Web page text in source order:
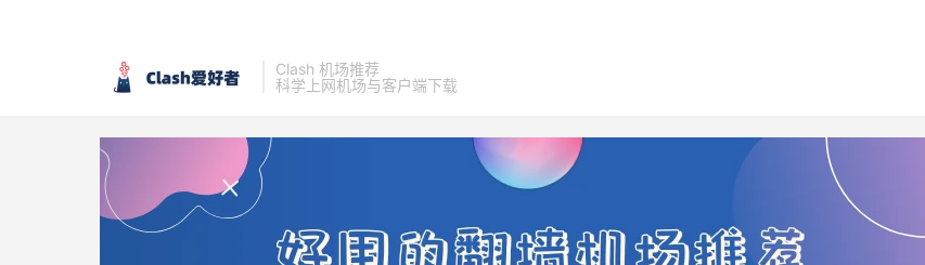
Clash 机场推荐
科学上网机场与客户端下载